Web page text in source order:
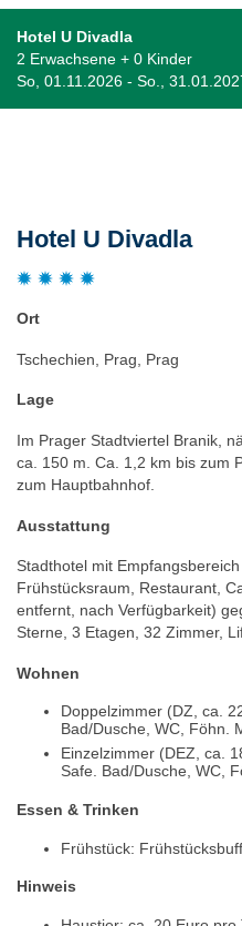
Hotel U Divadla
2 Erwachsene + 0 Kinder
So, 01.11.2026 - So.,
Hotel U Divadla
Ort
Tschechien, Prag, Prag
Lage
Im Prager Stadtviertel Branik,
ca. 150 m. Ca. 1,2 km bis zum
zum Hauptbahnhof.
Ausstattung
Stadthotel mit
Frühstücksraum, Restaurant,
entfernt, nach Verfügbarkeit)
Sterne, 3 Etagen, 32 Zimmer,
Wohnen
Doppelzimmer (DZ, ca.
Bad/Dusche, WC, Föhn.
Einzelzimmer (DEZ, ca.
Safe. Bad/Dusche, WC,
Essen & Trinken
Frühstück:
Hinweis